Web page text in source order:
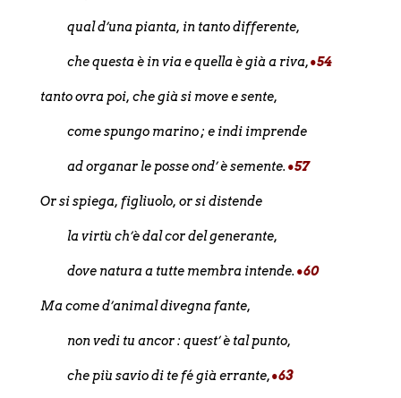
qual d’una pianta, in tanto differente,
che questa è in via e quella è già a riva,•54
tanto ovra poi, che già si move e sente,
come spungo marino ; e indi imprende
ad organar le posse ond’ è semente. •57
Or si spiega, figliuolo, or si distende
la virtù ch’è dal cor del generante,
dove natura a tutte membra intende. •60
Ma come d’animal divegna fante,
non vedi tu ancor : quest’ è tal punto,
che più savio di te fé già errante,•63